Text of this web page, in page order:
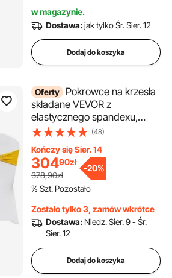
białe)
w magazynie.
Dostawa:jak tylko Śr. Sier. 12
Dodaj do koszyka
Oferty Pokrowce na krzesła
składane VEVOR z
elastycznego spandexu,
uniwersalne, z szarfami,
do prania, na wesela, święta,
do jadalni (opakowanie 50
sztuk w kolorze złotym i
białym)
(48)
Kończy się Sier. 14
30490zł
378,90zł
-20%
% Szt. Pozostało
Zostało tylko 3, zamów wkrótce
Dostawa: Niedz. Sier. 9 - Śr.
Sier. 12
Dodaj do koszyka